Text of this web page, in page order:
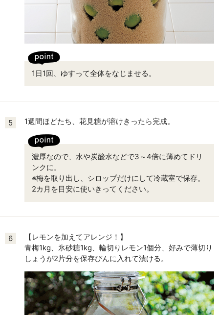
1日1回、ゆすって全体をなじませる。
5 1週間ほどたち、花見糖が溶けきったら完成。
濃厚なので、水や炭酸水などで3～4倍に薄めてドリ
ンクに。
※梅を取り出し、シロップだけにして冷蔵室で保存。
2カ月を目安に使いきってください。
6
【レモンを加えてアレンジ！】
青梅1kg、氷砂糖1kg、輪切りレモン1個分、好みで薄切り
しょうが2片分を保存びんに入れて漬ける。